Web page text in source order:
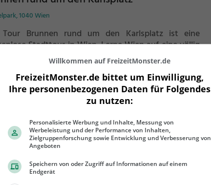
1040 Wien
Brunnen rund um den Karlsplatz ist eine
Stadttour in Wien. Lerne Wien auf eine völlig
Spielerisch folgst du der Routenführung
den Anweisungen auf deinem Smartphone und
viele spannende Ecken von Wien kennen.
Mehr erfahren
Trail Wien: Mord im Gemeindebezirk
1, 1030 Wien
Willkommen auf FreizeitMonster.de
FreizeitMonster.de bittet um Einwilligung,
Ihre personenbezogenen Daten für Folgendes
zu nutzen:
Personalisierte Werbung und Inhalte, Messung von
Werbeleistung und der Performance von Inhalten,
Zielgruppenforschung sowie Entwicklung und Verbesserung von
Angeboten
Speichern von oder Zugriff auf Informationen auf einem
Endgerät